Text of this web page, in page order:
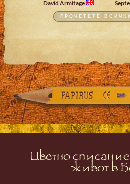
David Armitage
ПРОЧЕТЕТЕ
Цветно
живот в